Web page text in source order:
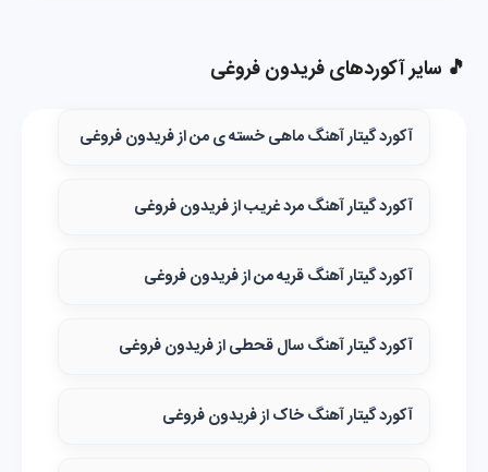
🎵 سایر آکوردهای فریدون فروغی
آکورد گیتار آهنگ ماهی خسته ی من از فریدون فروغی
آکورد گیتار آهنگ مرد غریب از فریدون فروغی
آکورد گیتار آهنگ قریه من از فریدون فروغی
آکورد گیتار آهنگ سال قحطی از فریدون فروغی
آکورد گیتار آهنگ خاک از فریدون فروغی